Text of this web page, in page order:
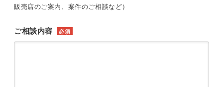
販売店のご案内、案件のご相談など）
ご相談内容 必須